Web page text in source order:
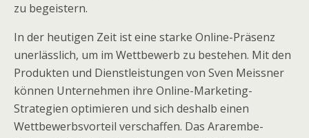
zu begeistern.
In der heutigen Zeit ist eine starke Online-Präsenz
unerlässlich, um im Wettbewerb zu bestehen. Mit den
Produkten und Dienstleistungen von Sven Meissner
können Unternehmen ihre Online-Marketing-
Strategien optimieren und sich deshalb einen
Wettbewerbsvorteil verschaffen. Das Ararembe-